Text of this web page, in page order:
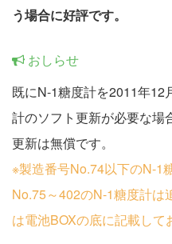
う場合に好評です。
おしらせ
既にN-1糖度計を2011年12
計のソフト更新が必要な場
更新は無償です。
※製造番号No.74以下のN-1
No.75～402のN-1糖度計は
は電池BOXの底に記載して